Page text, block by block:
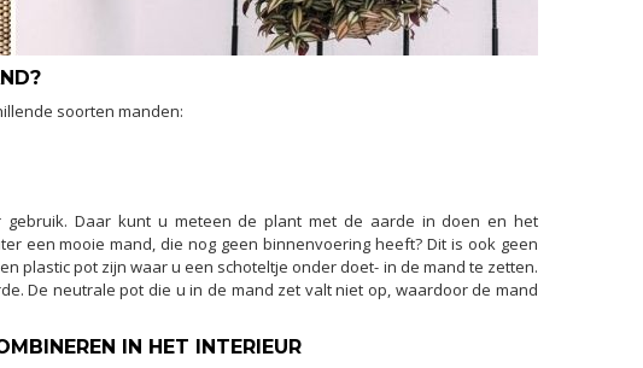
soorten manden:
Daar kunt u meteen de plant met de aarde in doen en het
een mooie mand, die nog geen binnenvoering heeft? Dit is ook geen
plastic pot zijn waar u een schoteltje onder doet- in de mand te zetten.
De neutrale pot die u in de mand zet valt niet op, waardoor de mand
IN HET INTERIEUR